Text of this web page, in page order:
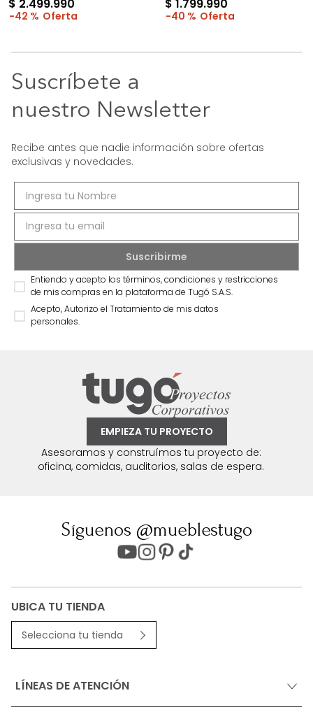
$ 2.499.990
42 %
$ 1.799.990
40 %
Suscríbete a
nuestro Newsletter
Recibe antes que nadie información sobre ofertas
exclusivas y novedades.
Entiendo y acepto los términos, condiciones y restricciones
de mis compras en la plataforma de Tugó S.A.S.
Acepto, Autorizo el Tratamiento de mis datos
personales.
EMPIEZA TU PROYECTO
Asesoramos y construímos tu proyecto de:
oficina, comidas, auditorios, salas de espera.
Síguenos @mueblestugo
UBICA TU TIENDA
Selecciona tu tienda
LÍNEAS DE ATENCIÓN